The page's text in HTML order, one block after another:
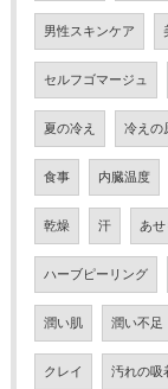
男性スキンケア
セルフゴマージュ
夏の冷え 冷えの
食事 内臓温度
乾燥 汗 あせ
ハーブピーリング
潤い肌 潤い不足
クレイ 汚れの吸